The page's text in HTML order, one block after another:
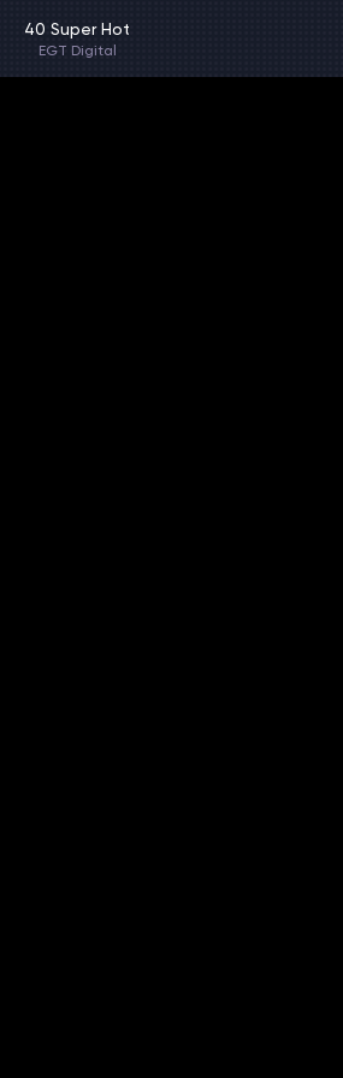
40 Super Hot
EGT Digital